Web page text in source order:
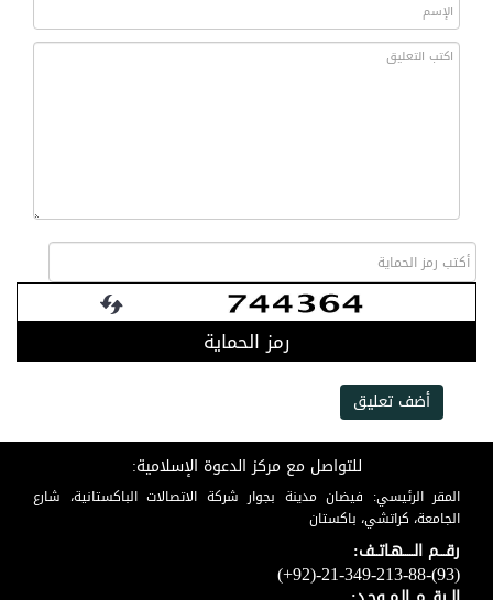
رمز الحماية
أضف تعليق
للتواصل مع مركز الدعوة الإسلامية:
المقر الرئيسي: فيضان مدينة بجوار شركة الاتصالات الباكستانية، شارع
الجامعة، كراتشي، باكستان
رقـــم الـــــهـاتــف:
(+92)-21-349-213-88-(93)